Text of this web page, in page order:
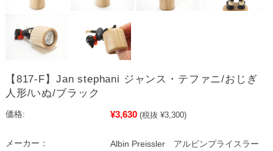
【817-F】Jan stephani ジャンス・テファニ/おじぎ
人形/いぬ/ブラック
価格: ¥3,630 (税抜 ¥3,300)
メーカー：
Albin Preissler アルビンプライスラー